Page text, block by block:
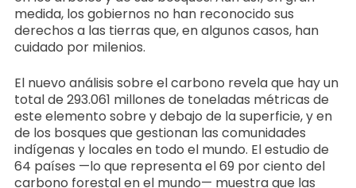
medida, los gobiernos no han reconocido sus
derechos a las tierras que, en algunos casos, han
cuidado por milenios.
El nuevo análisis sobre el carbono revela que hay un
total de 293.061 millones de toneladas métricas de
este elemento sobre y debajo de la superficie, y en
de los bosques que gestionan las comunidades
indígenas y locales en todo el mundo. El estudio de
64 países —lo que representa el 69 por ciento del
carbono forestal en el mundo— muestra que las